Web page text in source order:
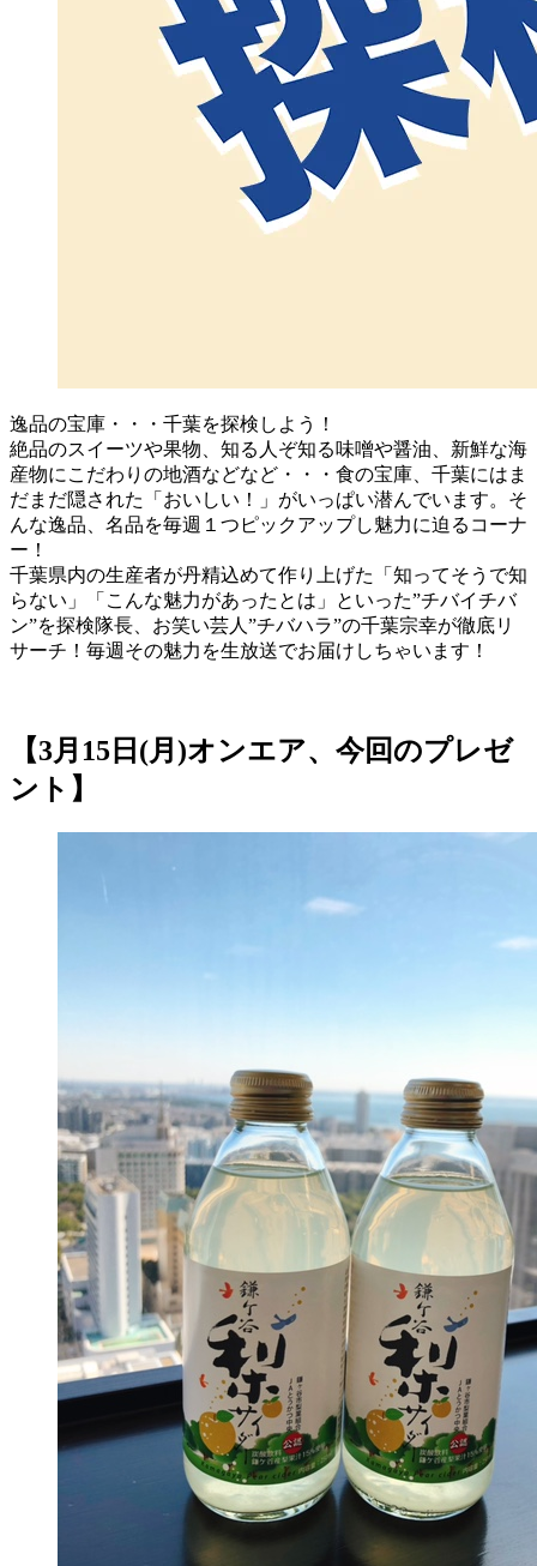
逸品の宝庫・・・千葉を探検しよう！
絶品のスイーツや果物、知る人ぞ知る味噌や醤油、新鮮な海
産物にこだわりの地酒などなど・・・食の宝庫、千葉にはま
だまだ隠された「おいしい！」がいっぱい潜んでいます。そ
んな逸品、名品を毎週１つピックアップし魅力に迫るコーナ
ー！
千葉県内の生産者が丹精込めて作り上げた「知ってそうで知
らない」「こんな魅力があったとは」といった”チバイチバ
ン”を探検隊長、お笑い芸人”チバハラ”の千葉宗幸が徹底リ
サーチ！毎週その魅力を生放送でお届けしちゃいます！
【3月15日(月)オンエア、今回のプレゼ
ント】